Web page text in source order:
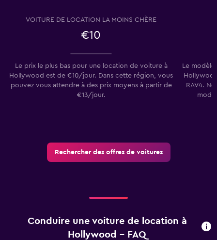
VOITURE DE LOCATION LA MOINS CHÈRE
€10
Le prix le plus bas pour une location de voiture à
Hollywood est de €10/jour. Dans cette région, vous
pouvez vous attendre à des prix moyens à partir de
€13/jour.
Le
RAV4.
Rechercher des offres de voitures
Conduire une voiture de location à
Hollywood - FAQ